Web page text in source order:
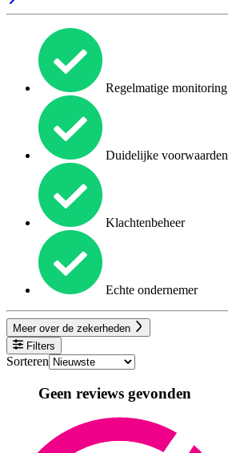
Regelmatige monitoring
Duidelijke voorwaarden
Klachtenbeheer
Echte ondernemer
Meer over de zekerheden
Filters
Sorteren
Geen reviews gevonden